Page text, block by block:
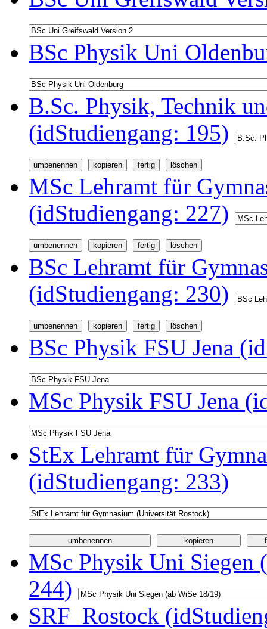
BSc Physik Uni
B.Sc. Physik, Technik
(idStudiengang: 195)
MSc Lehramt für
(idStudiengang: 227)
BSc Lehramt für
(idStudiengang: 230)
BSc Physik FSU Jena
MSc Physik FSU Jena
StEx Lehramt für
(idStudiengang: 233)
MSc Physik Uni Siegen
244)
SRF_Rostock